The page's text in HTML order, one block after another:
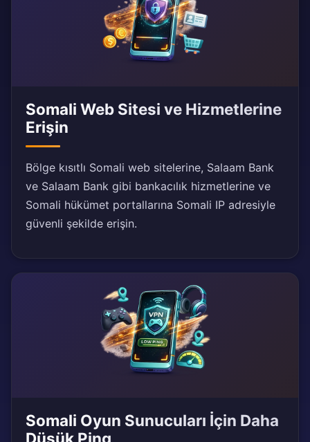
Somali Web Sitesi ve Hizmetlerine
Erişin
Bölge kısıtlı Somali web sitelerine, Salaam Bank
ve Salaam Bank gibi bankacılık hizmetlerine ve
Somali hükümet portallarına Somali IP adresiyle
güvenli şekilde erişin.
Somali Oyun Sunucuları İçin Daha